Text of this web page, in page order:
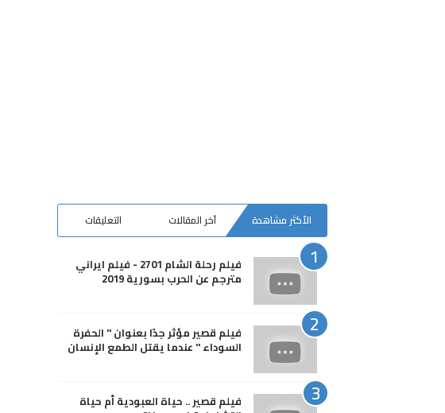
الأكثر مشاهدة آخر المقالات التعليقات
فيلم رحلة الشام 2701 - فيلم ايراني
مترجم عن الحرب بسورية 2019
فيلم قصير مؤثر جدًا بعنوان " الحفرة
السوداء " عندما يقتل الطمع الإنسان
فيلم قصير .. حياة العبودية أم حياة